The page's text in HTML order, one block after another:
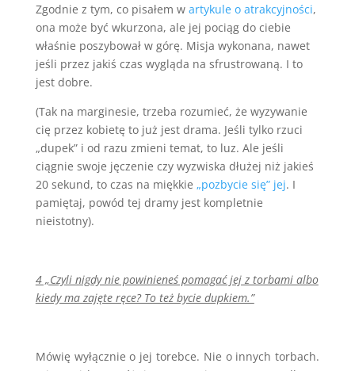
Zgodnie z tym, co pisałem w artykule o atrakcyjności,
ona może być wkurzona, ale jej pociąg do ciebie
właśnie poszybował w górę. Misja wykonana, nawet
jeśli przez jakiś czas wygląda na sfrustrowaną. I to
jest dobre.
(Tak na marginesie, trzeba rozumieć, że wyzywanie
cię przez kobietę to już jest drama. Jeśli tylko rzuci
„dupek” i od razu zmieni temat, to luz. Ale jeśli
ciągnie swoje jęczenie czy wyzwiska dłużej niż jakieś
20 sekund, to czas na miękkie „pozbycie się” jej. I
pamiętaj, powód tej dramy jest kompletnie
nieistotny).
4 „Czyli nigdy nie powinieneś pomagać jej z torbami albo
kiedy ma zajęte ręce? To też bycie dupkiem.”
Mówię wyłącznie o jej torebce. Nie o innych torbach.